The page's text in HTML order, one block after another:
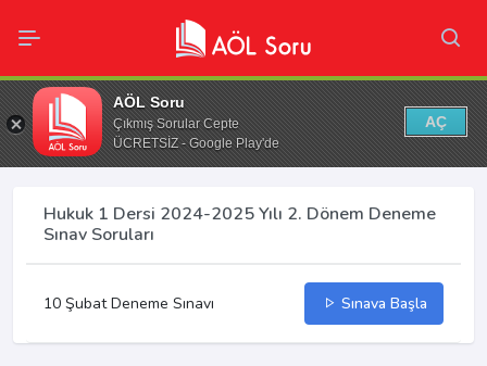
AÖL Soru
Çıkmış Sorular Cepte
ÜCRETSİZ - Google Play'de
AÇ
Hukuk 1 Dersi 2024-2025 Yılı 2. Dönem Deneme
Sınav Soruları
10 Şubat Deneme Sınavı Sınava Başla